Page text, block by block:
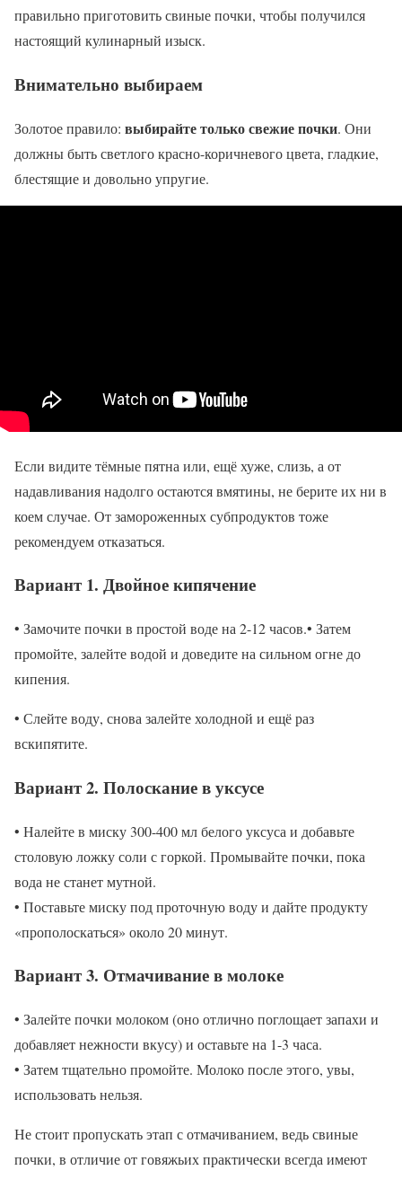
правильно приготовить свиные почки, чтобы получился
настоящий кулинарный изыск.
Внимательно выбираем
Золотое правило: выбирайте только свежие почки. Они
должны быть светлого красно-коричневого цвета, гладкие,
блестящие и довольно упругие.
Если видите тёмные пятна или, ещё хуже, слизь, а от
надавливания надолго остаются вмятины, не берите их ни в
коем случае. От замороженных субпродуктов тоже
рекомендуем отказаться.
Вариант 1. Двойное кипячение
• Замочите почки в простой воде на 2-12 часов.• Затем
промойте, залейте водой и доведите на сильном огне до
кипения.
• Слейте воду, снова залейте холодной и ещё раз
вскипятите.
Вариант 2. Полоскание в уксусе
• Налейте в миску 300-400 мл белого уксуса и добавьте
столовую ложку соли с горкой. Промывайте почки, пока
вода не станет мутной.
• Поставьте миску под проточную воду и дайте продукту
«прополоскаться» около 20 минут.
Вариант 3. Отмачивание в молоке
• Залейте почки молоком (оно отлично поглощает запахи и
добавляет нежности вкусу) и оставьте на 1-3 часа.
• Затем тщательно промойте. Молоко после этого, увы,
использовать нельзя.
Не стоит пропускать этап с отмачиванием, ведь свиные
почки, в отличие от говяжьих практически всегда имеют